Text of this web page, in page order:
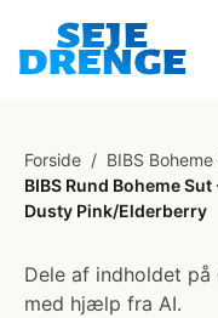
Forside / BIBS
BIBS Rund Boheme
Dusty Pink/Elderberry
Dele af indholdet
med hjælp fra AI.